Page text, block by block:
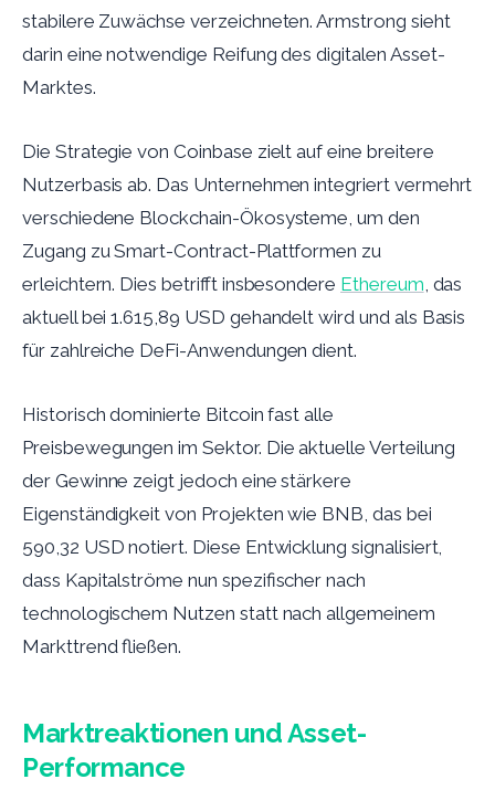
stabilere Zuwächse verzeichneten. Armstrong sieht
darin eine notwendige Reifung des digitalen Asset-
Marktes.
Die Strategie von Coinbase zielt auf eine breitere
Nutzerbasis ab. Das Unternehmen integriert vermehrt
verschiedene Blockchain-Ökosysteme, um den
Zugang zu Smart-Contract-Plattformen zu
erleichtern. Dies betrifft insbesondere Ethereum, das
aktuell bei 1.615,89 USD gehandelt wird und als Basis
für zahlreiche DeFi-Anwendungen dient.
Historisch dominierte Bitcoin fast alle
Preisbewegungen im Sektor. Die aktuelle Verteilung
der Gewinne zeigt jedoch eine stärkere
Eigenständigkeit von Projekten wie BNB, das bei
590,32 USD notiert. Diese Entwicklung signalisiert,
dass Kapitalströme nun spezifischer nach
technologischem Nutzen statt nach allgemeinem
Markttrend fließen.
Marktreaktionen und Asset-
Performance